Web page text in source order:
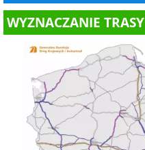
WYZNACZANIE TRASY